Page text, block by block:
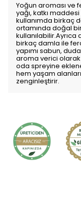
Yoğun aroması ve
yağı, katkı
kullanımda birkaç
ortamında doğal
birkaç damla ile
yapımı sabun,
aroma verici
oda spreyine
hem yaşam
zenginleştirir.